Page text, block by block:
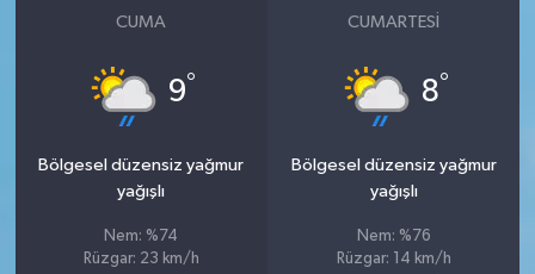
CUMA
9°
Bölgesel düzensiz yağmur
yağışlı
Nem: %74
Rüzgar: 23 km/h
CUMARTESI
8°
Bölgesel düzensiz yağmur
yağışlı
Nem: %76
Rüzgar: 14 km/h